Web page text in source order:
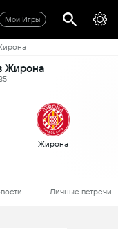
Мои Игры
Жирона
Жирона
Личные встречи